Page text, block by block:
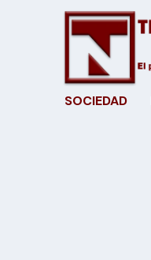
SOCIEDAD